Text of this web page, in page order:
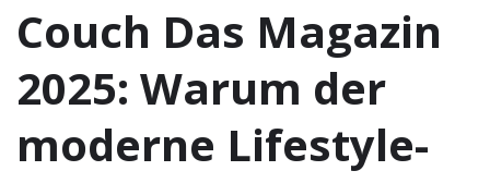
Couch Das Magazin
2025: Warum der
moderne Lifestyle-